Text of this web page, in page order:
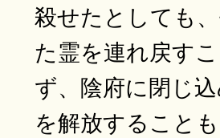
殺せたとしても
た霊を連れ戻す
ず、陰府に閉じ
を解放することも